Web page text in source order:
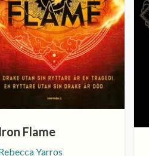
Iron Flame
Yarros